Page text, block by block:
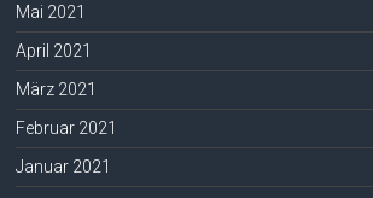
Mai 2021
April 2021
März 2021
Februar 2021
Januar 2021